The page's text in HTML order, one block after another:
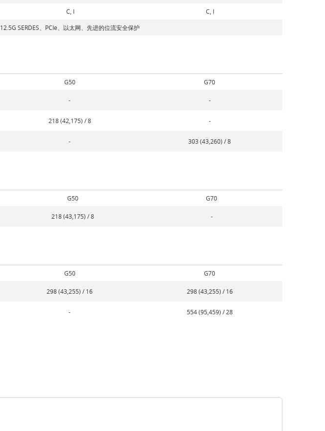
C, I C, I
12.5G SERDES、PCIe、以太网、先进的位流安全保护
G50
G70
- -
218 (42,175) / 8 -
- 303 (43,260) / 8
G50
G70
218 (43,175) / 8 -
G50
G70
298 (43,255) / 16 298 (43,255) / 16
- 554 (95,459) / 28